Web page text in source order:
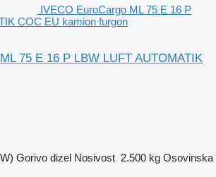
IVECO EuroCargo ML 75 E 16 P
COC EU kamion furgon
75 E 16 P LBW LUFT AUTOMATIK
Gorivo dizel Nosivost 2.500 kg Osovinska